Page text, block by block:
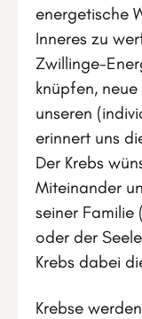
energetische
Inneres zu
Zwillinge-
knüpfen,
unseren
erinnert uns
Der Krebs
Miteinander
seiner
oder der
Krebs dabei
Krebse